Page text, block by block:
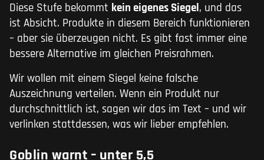
Diese Stufe bekommt kein eigenes Siegel, und das
ist Absicht. Produkte in diesem Bereich funktionieren
– aber sie überzeugen nicht. Es gibt fast immer eine
bessere Alternative im gleichen Preisrahmen.
Wir wollen mit einem Siegel keine falsche
Auszeichnung verteilen. Wenn ein Produkt nur
durchschnittlich ist, sagen wir das im Text – und wir
verlinken stattdessen, was wir lieber empfehlen.
Goblin warnt – unter 5,5